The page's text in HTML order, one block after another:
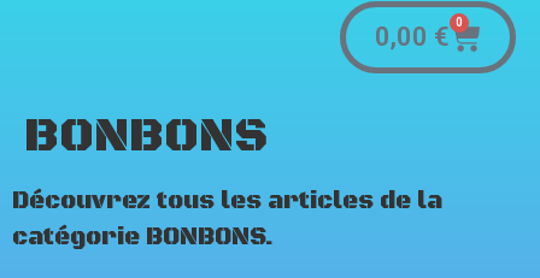
0,00 € 0
BONBONS
Découvrez tous les articles de la
catégorie BONBONS.